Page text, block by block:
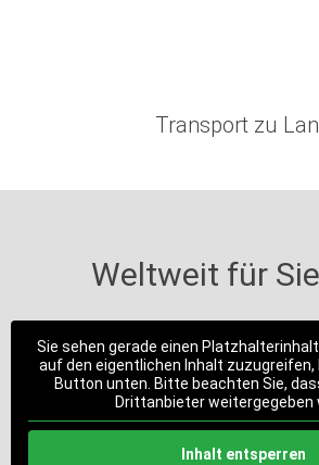
Transport zu
Weltweit für
Sie sehen gerade einen
auf den eigentlichen Inhalt zuzugreifen,
Button unten. Bitte beachten Sie,
Drittanbieter weitergegeben
Inhalt entsperren